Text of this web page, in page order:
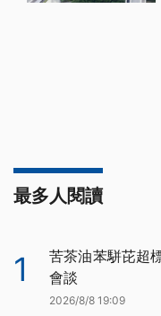
最多人閱讀
1
苦茶油苯駢芘超
會談
2026/8/8 19:09